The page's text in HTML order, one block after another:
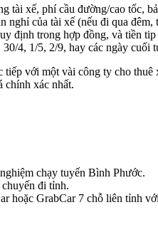
tài xế, phí cầu đường/cao tốc,
nghỉ của tài xế (nếu đi qua
định trong hợp đồng, và tiền
4, 1/5, 2/9, hay các ngày cuối
với một vài công ty cho
chính xác nhất.
chạy tuyến Bình Phước.
đi tỉnh.
hoặc GrabCar 7 chỗ liên tỉnh